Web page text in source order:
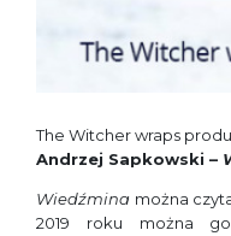
The Witcher wraps
Andrzej Sapkowski –
Wiedźmina można
2019 roku można